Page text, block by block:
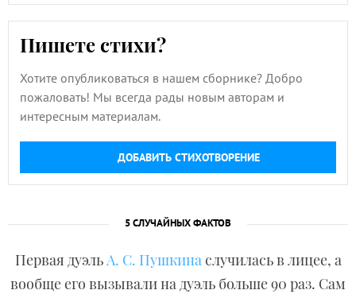
Пишете стихи?
Хотите опубликоваться в нашем сборнике? Добро
пожаловать! Мы всегда рады новым авторам и
интересным материалам.
ДОБАВИТЬ СТИХОТВОРЕНИЕ
5 СЛУЧАЙНЫХ ФАКТОВ
Первая дуэльА. С. Пушкинаслучилась в лицее, а
вообще его вызывали на дуэль больше 90 раз. Сам